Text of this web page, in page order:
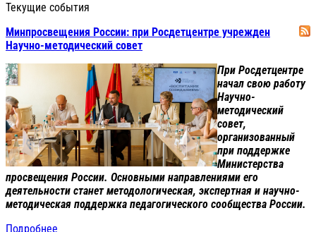
Текущие события
Минпросвещения России: при Росдетцентре учрежден
Научно-методический совет
При Росдетцентре
начал свою работу
Научно-
методический
совет,
организованный
при поддержке
Министерства
просвещения России. Основными направлениями его
деятельности станет методологическая, экспертная и научно-
методическая поддержка педагогического сообщества России.
Подробнее